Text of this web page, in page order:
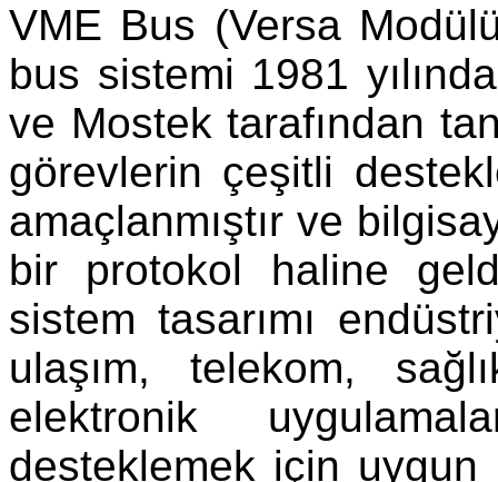
VME Bus (Versa
bus sistemi 1981
ve Mostek tarafından
görevlerin çeşitli
amaçlanmıştır ve
bir protokol haline
sistem tasarımı
ulaşım, telekom,
elektronik
desteklemek için